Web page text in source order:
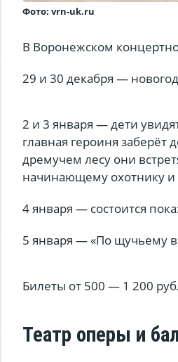
Фото: vrn-uk.ru
В Воронежском
29 и 30 декабря —
2 и 3 января — дети
главная героиня
дремучем лесу они
начинающему охотнику и
4 января — состоится
5 января — «По щучьему
Билеты от 500 — 1 200
Театр оперы и